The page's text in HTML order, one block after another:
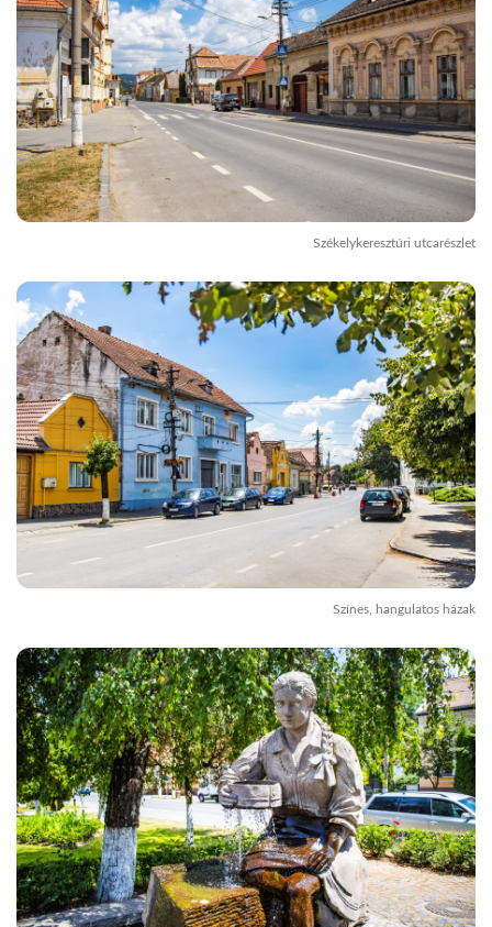
Székelykeresztúri utcarészlet
Színes, hangulatos házak